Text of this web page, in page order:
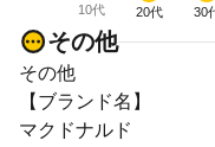
10代 20代 30
その他
その他
【ブランド名】
マクドナルド